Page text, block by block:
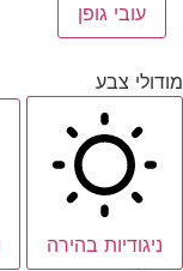
עובי גופן
מודולי צבע
ניגודיות בהירה